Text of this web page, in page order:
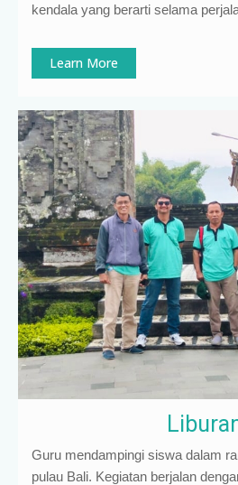
kendala yang berarti selama
Learn More
Guru mendampingi siswa dalam
pulau Bali. Kegiatan berjalan